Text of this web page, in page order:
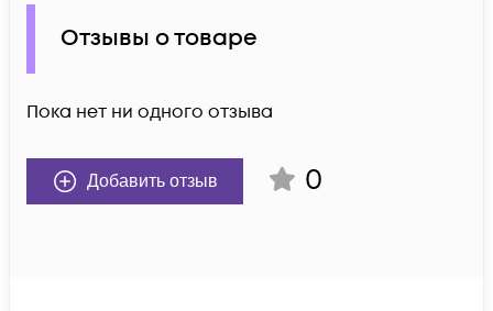
Отзывы о товаре
Пока нет ни одного отзыва
Добавить отзыв 0